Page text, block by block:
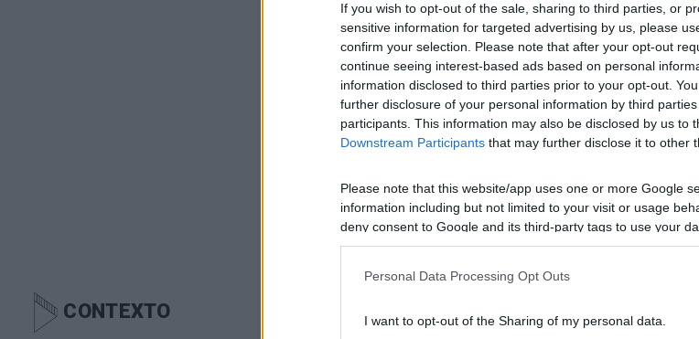
If you wish to opt-out of the sale, sharing to third parties, or
sensitive information for targeted advertising by us, please
confirm your selection. Please note that after your opt-out
continue seeing interest-based ads based on personal
information disclosed to third parties prior to your opt-out.
further disclosure of your personal information by third
participants. This information may also be disclosed by us to
Downstream Participants that may further disclose it to other
Please note that this website/app uses one or more Google
information including but not limited to your visit or usage
deny consent to Google and its third-party tags to use your
in below Google consent section.
Personal Data Processing Opt Outs
I want to opt-out of the Sharing of my personal data.
LEADERSHIP
CONTEXTO